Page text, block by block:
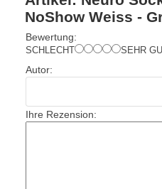
NoShow Weiss -
Bewertung:
SCHLECHT SEHR
Autor:
Ihre Rezension: